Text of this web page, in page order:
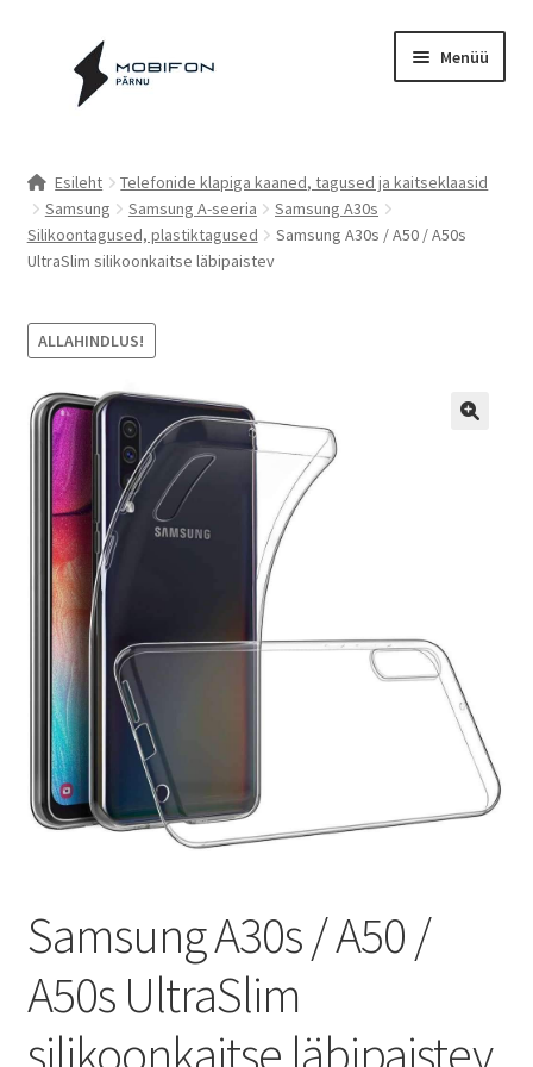
navigeerimisele
Menüü
Kassa
Kontakt
Cookie Policy (EU)
Müügitingimused
Privaatsuspoliitika
Küpsiste poliitika
Ostukorv
Sooduspakkumised
Esileht
Telefonide klapiga kaaned, tagused ja kaitseklaasid
Samsung
Samsung A-seeria
Samsung A30s
Silikoontagused, plastiktagused
Samsung A30s / A50 / A50s
UltraSlim silikoonkaitse läbipaistev
ALLAHINDLUS!
Samsung A30s / A50 /
A50s UltraSlim
silikoonkaitse läbipaistev